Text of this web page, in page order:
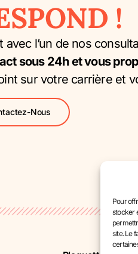
Pour
stocker
site. Le
!
l’un de nos
sous 24h et vous
sur votre carrière et
Nous